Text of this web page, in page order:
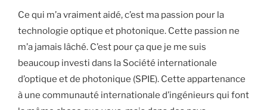
Ce qui m’a vraiment aidé, c’est ma passion pour la
technologie optique et photonique. Cette passion ne
m’a jamais lâché. C’est pour ça que je me suis
beaucoup investi dans la Société internationale
d’optique et de photonique (SPIE). Cette appartenance
à une communauté internationale d’ingénieurs qui font